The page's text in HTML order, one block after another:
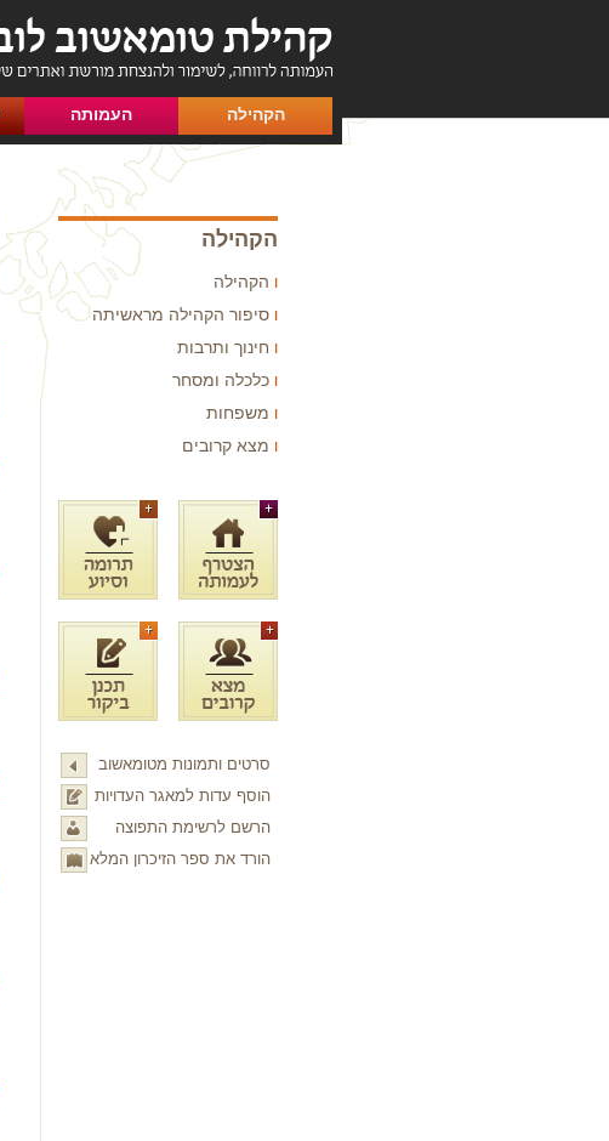
הקהילה העמותה
הקהילה
הקהילה
סיפור הקהילה מראשיתה
חינוך ותרבות
כלכלה ומסחר
משפחות
מצא קרובים
סרטים ותמונות מטומאשוב
הוסף עדות למאגר העדויות
הרשם לרשימת התפוצה
הורד את ספר הזיכרון המלא